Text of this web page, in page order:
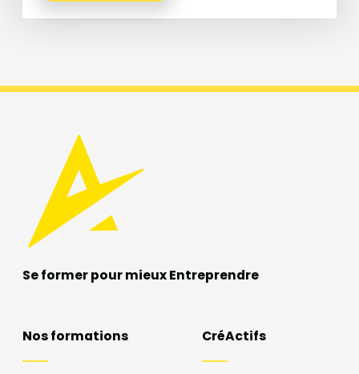
Se former pour mieuxEntreprendre
Nos formations CréActifs